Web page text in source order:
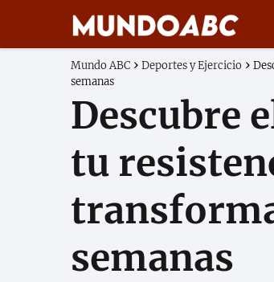
Mundo ABC Deportes y Ejercicio
semanas
Descubre
tu
semanas